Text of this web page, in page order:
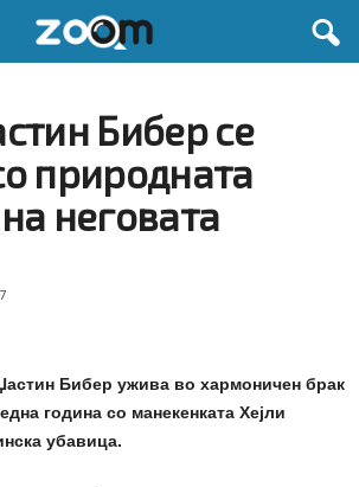
Бибер се
природната
неговата
Бибер ужива во хармоничен брак
година со манекенката Хејли
убавица.